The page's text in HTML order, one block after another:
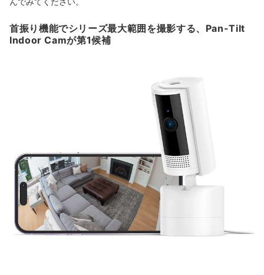
首振り機能でシリーズ最大範囲を撮影する、Pan-Tilt
Indoor Camが第1候補